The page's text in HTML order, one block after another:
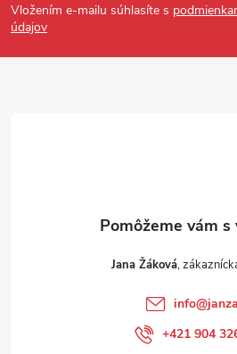
Vložením e-mailu súhlasíte s
údajov
Jana Žáková
info@
+421 904